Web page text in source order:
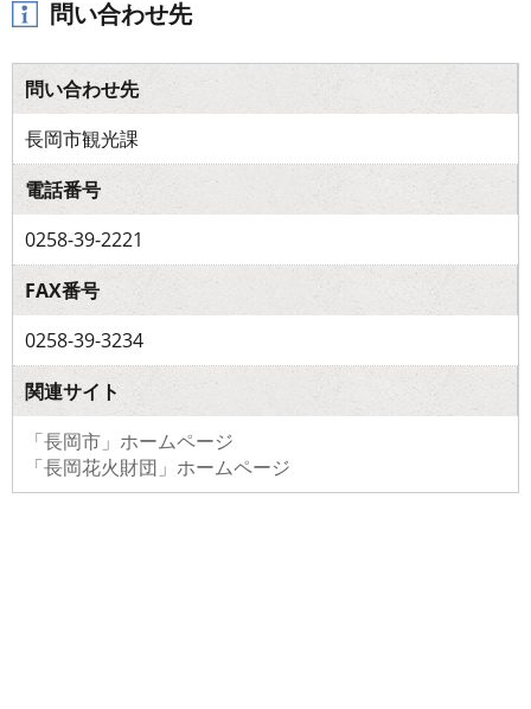
問い合わせ先
問い合わせ先
長岡市観光課
電話番号
0258-39-2221
FAX番号
0258-39-3234
関連サイト
「長岡市」ホームページ
「長岡花火財団」ホームページ